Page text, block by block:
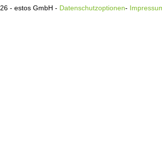
- estos GmbH - Datenschutzoptionen-